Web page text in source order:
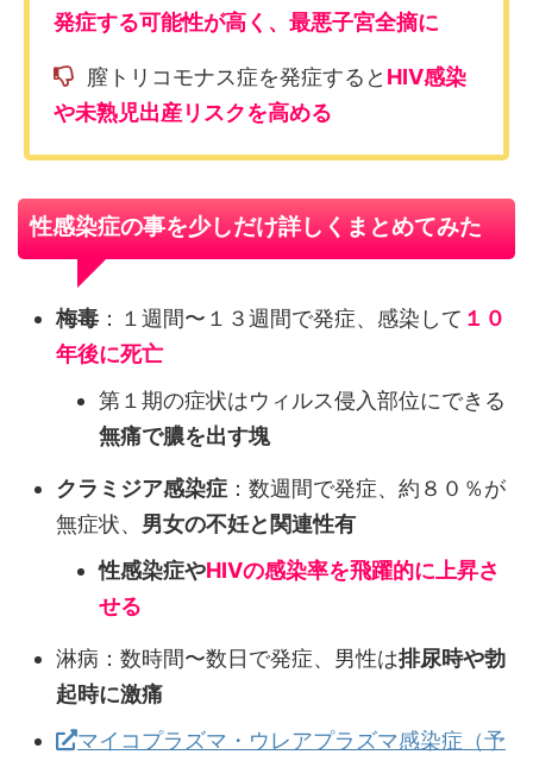
発症する可能性が高く、最悪子宮全摘に
膣トリコモナス症を発症すると HIV感染
や未熟児出産リスクを高める
性感染症の事を少しだけ詳しくまとめてみた
梅毒 ：１週間〜１３週間で発症、感染して １０
年後に死亡
第１期の症状はウィルス侵入部位にできる
無痛で膿を出す塊
クラミジア感染症 ：数週間で発症、約８０％が
無症状、 男女の不妊と関連性有
性感染症やHIVの感染率を飛躍的に上昇さ
せる
淋病：数時間〜数日で発症、男性は排尿時や勃
起時に激痛
マイコプラズマ・ウレアプラズマ感染症（予